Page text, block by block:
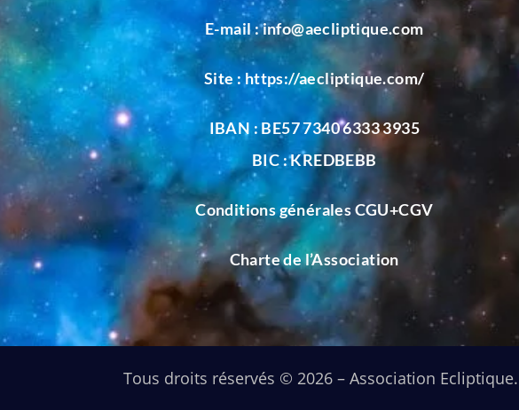
E-mail :info@aecliptique.com
Site :https://aecliptique.com/
IBAN : BE57 7340 6333 3935
BIC : KREDBEBB
Conditions générales CGU+CGV
Charte de l’Association
Tous droits réservés © 2026 – Association Ecliptique.